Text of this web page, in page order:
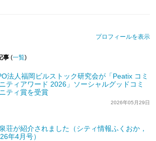
プロフィールを表示
事 (一覧)
法人福岡ビルストック研究会が「Peatix コミ
ティアワード 2026」ソーシャルグッドコミ
ティ賞を受賞
2026年05月29日
荘が紹介されました（シティ情報ふくおか，
年4月号）